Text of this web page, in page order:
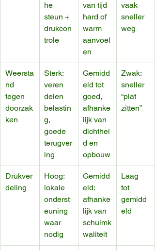
he
steun +
drukcon
trole
van tijd
hard of
warm
aanvoel
en
vaak
sneller
weg
Weersta
nd
tegen
doorzak
ken
Sterk:
veren
delen
belastin
g,
goede
terugver
ing
Gemidd
eld tot
goed,
afhanke
lijk van
dichthei
d en
opbouw
Zwak:
sneller
“plat
zitten”
Drukver
deling
Hoog:
lokale
onderst
euning
waar
nodig
Gemidd
eld:
afhanke
lijk van
schuimk
waliteit
Laag
tot
gemidd
eld